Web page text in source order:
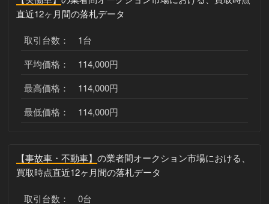
直近12ヶ月間の落札データ
取引台数： 1台
平均価格： 114,000円
最高価格： 114,000円
最低価格： 114,000円
【事故車・不動車】 の業者間オークション市場における、
買取時点直近12ヶ月間の落札データ
取引台数： 0台